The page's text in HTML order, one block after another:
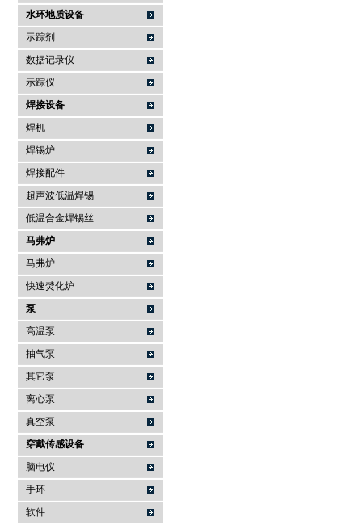
水环地质设备
示踪剂
数据记录仪
示踪仪
焊接设备
焊机
焊锡炉
焊接配件
超声波低温焊锡
低温合金焊锡丝
马弗炉
马弗炉
快速焚化炉
泵
高温泵
抽气泵
其它泵
离心泵
真空泵
穿戴传感设备
脑电仪
手环
软件